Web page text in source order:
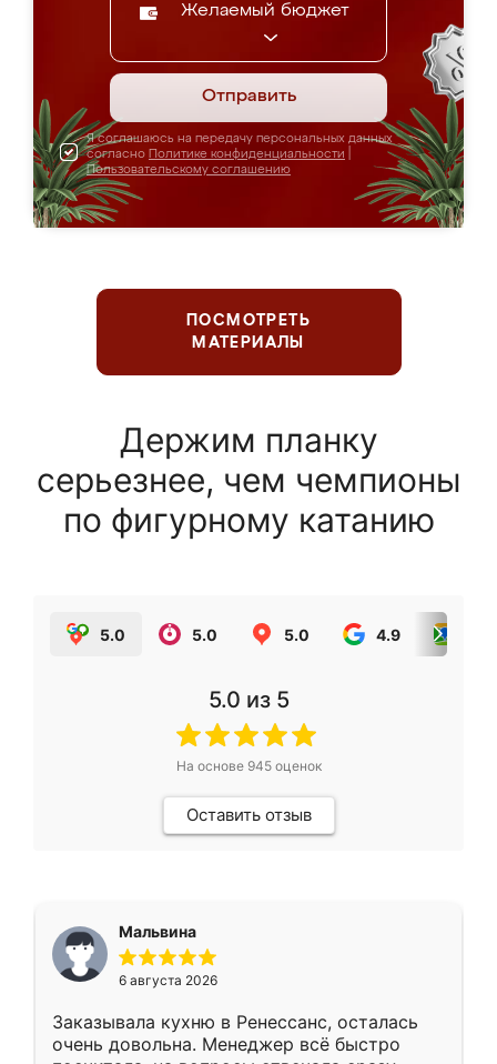
Желаемый бюджет
Отправить
Я соглашаюсь на передачу персональных данных
согласно Политике конфиденциальности
Пользовательскому соглашению
ПОСМОТРЕТЬ
МАТЕРИАЛЫ
Держим планку
серьезнее, чем чемпионы
по фигурному катанию
5.0 5.0 5.0 4.9
5.0 из 5
На основе 945оценок
Оставить отзыв
Мальвина
6 августа 2026
Заказывала кухню в Ренессанс, осталась
очень довольна. Менеджер всё быстро